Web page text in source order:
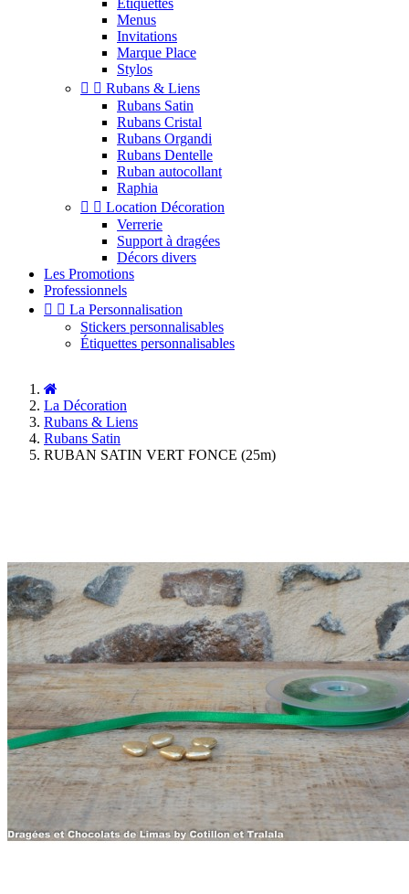
Etiquettes
Menus
Invitations
Marque Place
Stylos
  Rubans & Liens
Rubans Satin
Rubans Cristal
Rubans Organdi
Rubans Dentelle
Ruban autocollant
Raphia
  Location Décoration
Verrerie
Support à dragées
Décors divers
Les Promotions
Professionnels
  La Personnalisation
Stickers personnalisables
Étiquettes personnalisables
La Décoration
Rubans & Liens
Rubans Satin
RUBAN SATIN VERT FONCE (25m)